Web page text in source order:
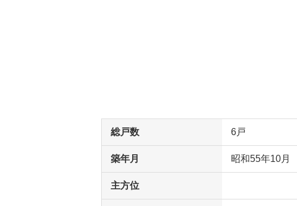
総戸数 6戸
築年月 昭和55年10月
主方位